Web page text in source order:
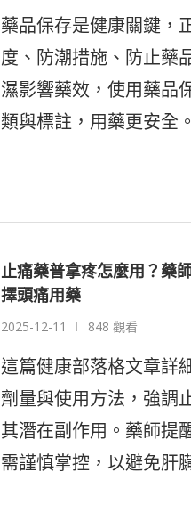
藥品保存是健康關鍵，
度、防潮措施、防止藥
濕影響藥效，使用藥品
類與標註，用藥更安全
止痛藥普拿疼怎麼用？藥
擇頭痛用藥
2025-12-11 848 觀看
這篇健康部落格文章詳
劑量與使用方法，強調
其潛在副作用。藥師提
需謹慎掌控，以避免肝